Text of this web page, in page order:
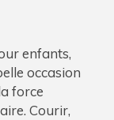
enfants,
occasion
force
Courir,